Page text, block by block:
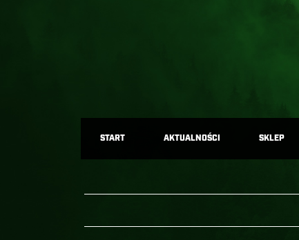
START AKTUALNOŚCI SKLEP